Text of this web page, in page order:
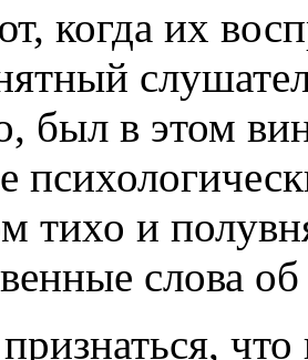
когда их
был в этом
тихо и
слова